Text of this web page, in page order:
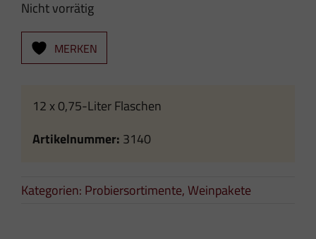
Nicht vorrätig
MERKEN
12 x 0,75-Liter Flaschen
Artikelnummer: 3140
Kategorien: Probiersortimente,Weinpakete